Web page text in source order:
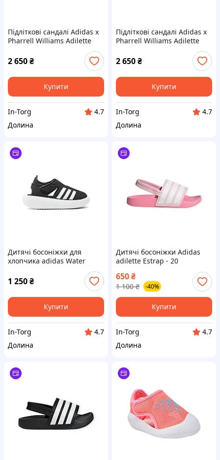
Підліткові сандалі Adidas x
Pharrell Williams Adilette
2 650₴
Купити
In-Torg
4.7
Долина
Підліткові сандалі Adidas x
Pharrell Williams Adilette
2 650₴
Купити
In-Torg
4.7
Долина
Дитячі босоніжки для
хлопчика adidas Water
1 250₴
Купити
In-Torg
4.7
Долина
Дитячі босоніжки Adidas
adilette Estrap - 20
650₴
1 100 ₴ -40%
Купити
In-Torg
4.7
Долина